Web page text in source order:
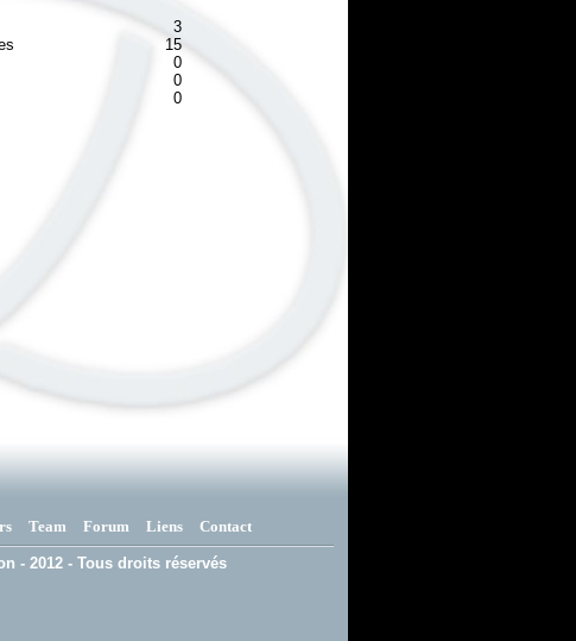
3
15
0
0
0
Team Forum Liens Contact
- 2012 - Tous droits réservés